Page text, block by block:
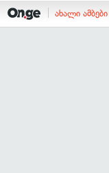
ახალი ამბები